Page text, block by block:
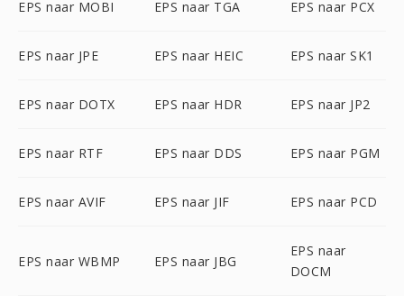
EPS naar MOBI EPS naar TGA EPS naar PCX
EPS naar JPE EPS naar HEIC EPS naar SK1
EPS naar DOTX EPS naar HDR EPS naar JP2
EPS naar RTF EPS naar DDS EPS naar PGM
EPS naar AVIF EPS naar JIF EPS naar PCD
EPS naar WBMP EPS naar JBG
EPS naar
DOCM